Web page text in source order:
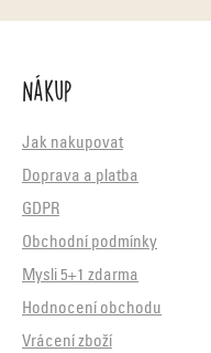
Nákup
Jak nakupovat
Doprava a platba
GDPR
Obchodní podmínky
Mysli 5+1 zdarma
Hodnocení obchodu
Vrácení zboží